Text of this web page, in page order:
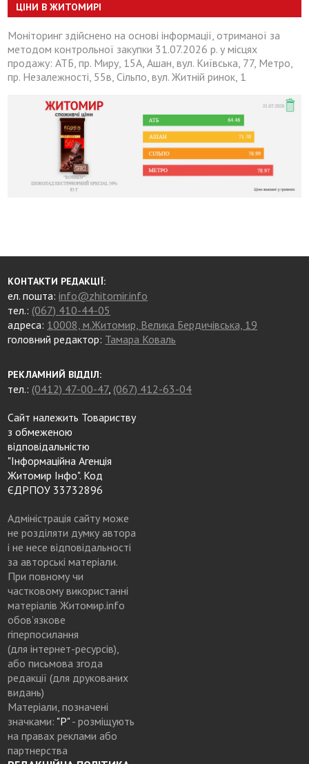
ЦІНИ В ЖИТОМИРІ
Моніторинг здійснено на основі інформації, отриманої за
методом контрольної закупки 31.07.2026 р. у місцях
продажу: АТБ, пр. Миру, 15А, Ашан, вул. Київська, 77, Метро,
пр. Незалежності, 55в, Сільпо, вул. Житній ринок, 1
КОНТАКТИ РЕДАКЦІЇ:
ел. пошта:info@zhitomir.info
тел.: (067) 410-44-05
адреса: 10008, м.Житомир, Велика Бердичівська, 19
головний редактор: Тамара Коваль
РЕКЛАМНИЙ ВІДДІЛ:
тел.: (0412) 47-00-47, (067) 412-63-04
Сайт належить Товариству
з обмеженою
відповідальністю
"Інформаційна Агенція
Житомир Інфо". Код
ЄДРПОУ 33732896
Адміністрація сайту може
не розділяти думку автора
і не несе відповідальності
за авторські матеріали.
При повному чи
частковому використанні
матеріалів Житомир.info
обов’язкове
гіперпосилання
(для інтернет-ресурсів),
або письмова згода
редакції (для друкованих
видань)
Матеріали, позначені
значками: "Р"- розміщують
на правах реклами або
партнерства